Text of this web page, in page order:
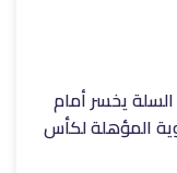
يخسر أمام
المؤهلة لكأس